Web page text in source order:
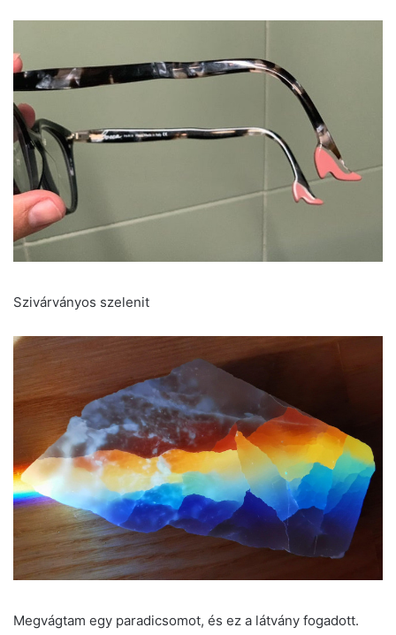
Szivárványos szelenit
Megvágtam egy paradicsomot, és ez a látvány fogadott.